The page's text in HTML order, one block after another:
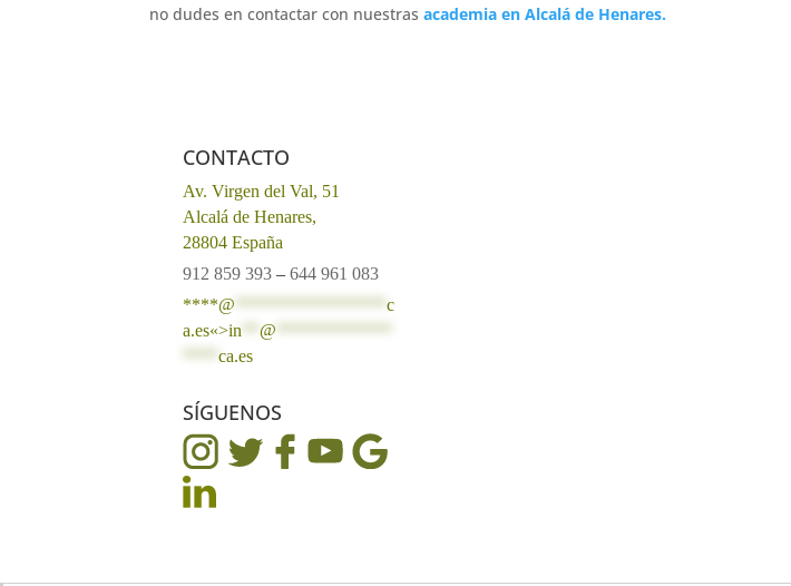
no dudes en contactar con nuestrasacademia en Alcalá de Henares.
CONTACTO
Av. Virgen del Val, 51
Alcalá de Henares,
28804 España
912 859 393 –644 961 083
****@ *****************c
a.es«>in **@
****ca.es
SÍGUENOS